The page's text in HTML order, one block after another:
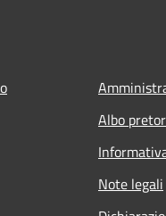
Albo
Note legali